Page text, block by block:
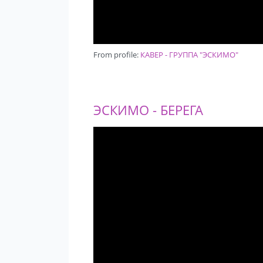
From profile: КАВЕР - ГРУППА "ЭСКИМО"
ЭСКИМО - БЕРЕГА